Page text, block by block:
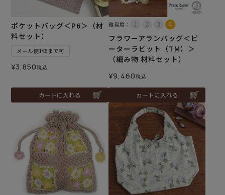
ポケットバッグ＜P6＞（材
料セット）
メール便1個まで可
¥3,850税込
カートに入れる
難易度：
フラワーアランバッグ＜ピ
ーターラビット（TM）＞
（編み物 材料セット）
¥9,460税込
カートに入れる